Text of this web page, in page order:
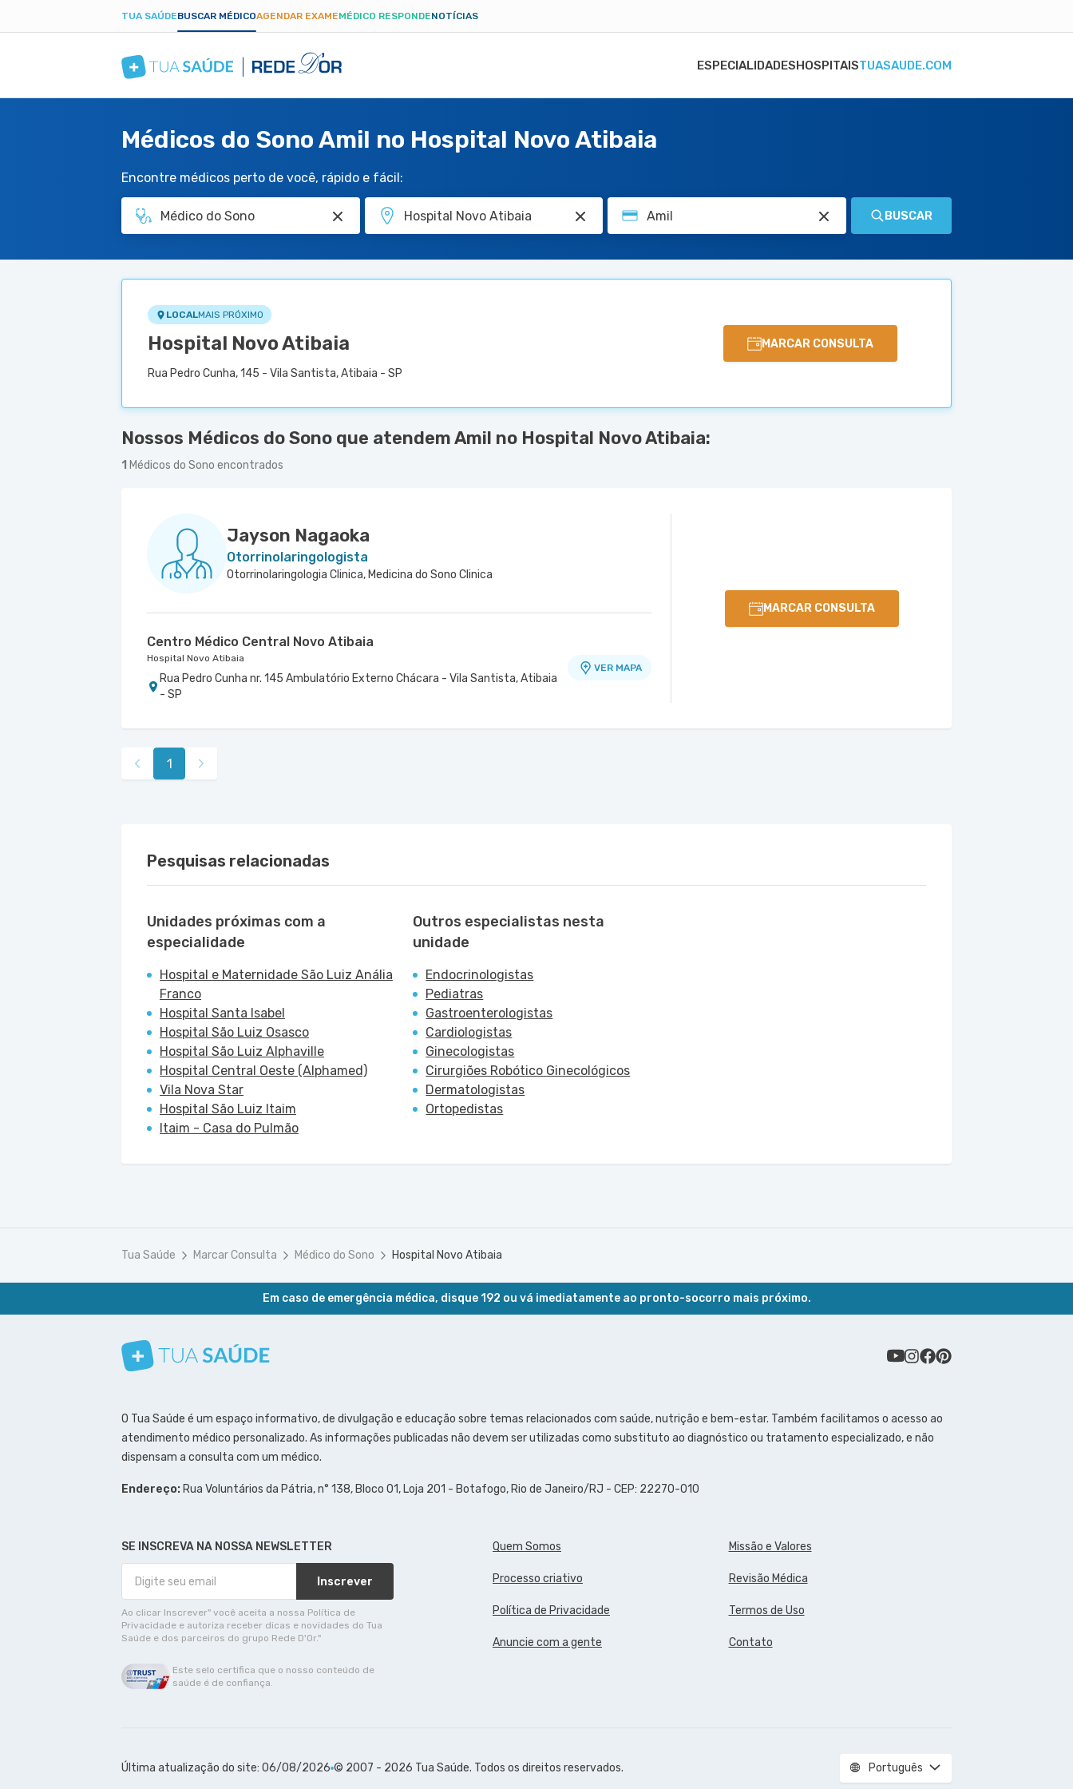
TUA SAÚDEBUSCAR MÉDICOAGENDAR EXAMEMÉDICO RESPONDENOTÍCIAS
ESPECIALIDADESHOSPITAISTUASAUDE.COM
Médicos do Sono Amil no Hospital Novo Atibaia
Encontre médicos perto de você, rápido e fácil:
BUSCAR
LOCALMAIS PRÓXIMO
Hospital Novo Atibaia
Rua Pedro Cunha, 145 - Vila Santista, Atibaia - SP
MARCAR CONSULTA
Nossos Médicos do Sono que atendem Amil no Hospital Novo Atibaia:
1 Médicos do Sono encontrados
Jayson Nagaoka
Otorrinolaringologista
Otorrinolaringologia Clinica, Medicina do Sono Clinica
MARCAR CONSULTA
Centro Médico Central Novo Atibaia
Hospital Novo Atibaia
Rua Pedro Cunha nr. 145 Ambulatório Externo Chácara - Vila Santista, Atibaia
- SP
VER MAPA
1
Pesquisas relacionadas
Unidades próximas com a
especialidade
Hospital e Maternidade São Luiz Anália
Franco
Hospital Santa Isabel
Hospital São Luiz Osasco
Hospital São Luiz Alphaville
Hospital Central Oeste (Alphamed)
Vila Nova Star
Hospital São Luiz Itaim
Itaim - Casa do Pulmão
Outros especialistas nesta
unidade
Endocrinologistas
Pediatras
Gastroenterologistas
Cardiologistas
Ginecologistas
Cirurgiões Robótico Ginecológicos
Dermatologistas
Ortopedistas
Tua Saúde Marcar Consulta Médico do Sono Hospital Novo Atibaia
Em caso de emergência médica, disque 192 ou vá imediatamente ao pronto-socorro mais próximo.
Conheça nosso canal
Siga a gente no Instagram
Siga a gente no Facebook
Siga a gente no Pinterest
O Tua Saúde é um espaço informativo, de divulgação e educação sobre temas relacionados com saúde, nutrição e bem-estar. Também facilitamos o acesso ao
atendimento médico personalizado. As informações publicadas não devem ser utilizadas como substituto ao diagnóstico ou tratamento especializado, e não
dispensam a consulta com um médico.
Endereço: Rua Voluntários da Pátria, n° 138, Bloco 01, Loja 201 - Botafogo, Rio de Janeiro/RJ - CEP: 22270-010
SE INSCREVA NA NOSSA NEWSLETTER
Inscrever
Ao clicar Inscrever" você aceita a nossa Política de
Privacidade e autoriza receber dicas e novidades do Tua
Saúde e dos parceiros do grupo Rede D'Or."
Quem Somos Missão e Valores
Processo criativo Revisão Médica
Política de Privacidade Termos de Uso
Anuncie com a gente Contato
Este selo certifica que o nosso conteúdo de
saúde é de confiança.
Última atualização do site: 06/08/2026 © 2007 - 2026 Tua Saúde. Todos os direitos reservados. Português